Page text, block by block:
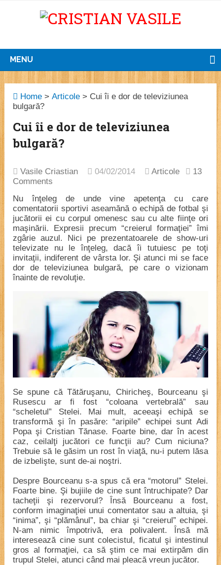
MENU
Home >Articole > Cui îi e dor de televiziunea
bulgară?
Cui îi e dor de televiziunea
bulgară?
Vasile Criastian 04/02/2014 Articole
13
Comments
Nu înţeleg de unde vine apetenţa cu care
comentatorii sportivi aseamănă o echipă de fotbal şi
jucătorii ei cu corpul omenesc sau cu alte fiinţe ori
maşinării. Expresii precum “creierul formaţiei” îmi
zgârie auzul. Nici pe prezentatoarele de show-uri
televizate nu le înţeleg, dacă îi tutuiesc pe toţi
invitaţii, indiferent de vârsta lor. Şi atunci mi se face
dor de televiziunea bulgară, pe care o vizionam
înainte de revoluţie.
Se spune că Tătăruşanu, Chiricheş, Bourceanu şi
Rusescu ar fi fost “coloana vertebrală” sau
“scheletul” Stelei. Mai mult, aceeaşi echipă se
transformă şi în pasăre: “aripile” echipei sunt Adi
Popa şi Cristian Tănase. Foarte bine, dar în acest
caz, ceilalţi jucători ce funcţii au? Cum niciuna?
Trebuie să le găsim un rost în viaţă, nu-i putem lăsa
de izbelişte, sunt de-ai noştri.
Despre Bourceanu s-a spus că era “motorul” Stelei.
Foarte bine. Şi bujiile de cine sunt întruchipate? Dar
tacheţii şi rezervorul? Însă Bourceanu a fost,
conform imaginaţiei unui comentator sau a altuia, şi
“inima”, şi “plămânul”, ba chiar şi “creierul” echipei.
N-am nimic împotrivă, era polivalent. Însă mă
interesează cine sunt colecistul, ficatul şi intestinul
gros al formaţiei, ca să ştim ce mai extirpăm din
trupul Stelei, atunci când mai pleacă vreun jucător.